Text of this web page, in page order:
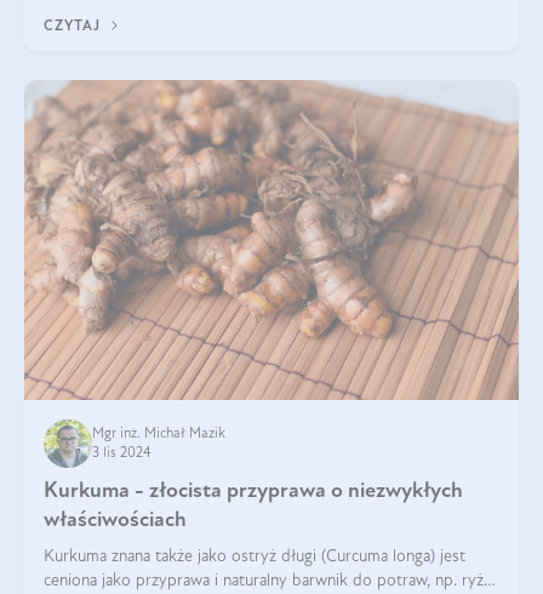
CZYTAJ
Mgr inż. Michał Mazik
3 lis 2024
Kurkuma - złocista przyprawa o niezwykłych
właściwościach
Kurkuma znana także jako ostryż długi (Curcuma longa) jest
ceniona jako przyprawa i naturalny barwnik do potraw, np. ryżu